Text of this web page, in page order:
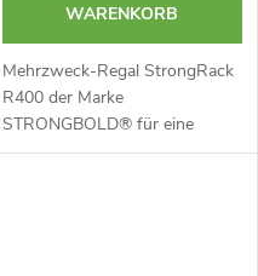
WARENKORB
Mehrzweck-Regal StrongRack
R400 der Marke
STRONGBOLD® für eine
intelligente Raumnutzung in